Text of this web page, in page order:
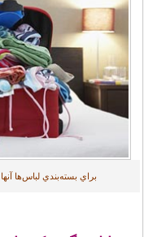
براي بسته‌بندي لباس‌ها